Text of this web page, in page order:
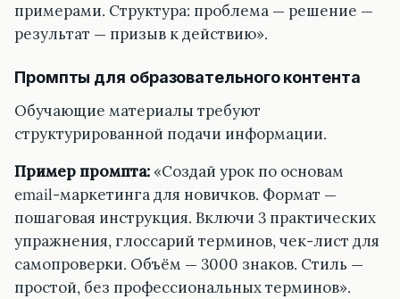
примерами. Структура: проблема — решение —
результат — призыв к действию».
Промпты для образовательного контента
Обучающие материалы требуют
структурированной подачи информации.
Пример промпта:«Создай урок по основам
email-маркетинга для новичков. Формат —
пошаговая инструкция. Включи 3 практических
упражнения, глоссарий терминов, чек-лист для
самопроверки. Объём — 3000 знаков. Стиль —
простой, без профессиональных терминов».